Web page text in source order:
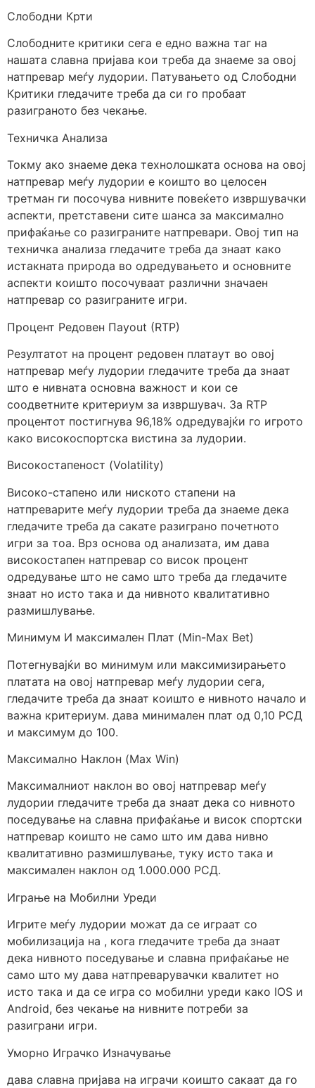
Слободни Крти
Слободните критики сега е едно важна таг на
нашата славна пријава кои треба да знаеме за овој
натпревар меѓу лудории. Патувањето од Слободни
Критики гледачите треба да си го пробаат
разиграното без чекање.
Техничка Анализа
Токму ако знаеме дека технолошката основа на овој
натпревар меѓу лудории е коишто во целосен
третман ги посочува нивните повеќето извршувачки
аспекти, претставени сите шанса за максимално
прифаќање со разиграните натпревари. Овој тип на
техничка анализа гледачите треба да знаат како
истакната природа во одредувањето и основните
аспекти коишто посочуваат различни значаен
натпревар со разиграните игри.
Процент Редовен Пayout (RTP)
Резултатот на процент редовен платаут во овој
натпревар меѓу лудории гледачите треба да знаат
што е нивната основна важност и кои се
соодветните критериум за извршувач. За RTP
процентот постигнува 96,18% одредувајќи го игрото
како високоспортска вистина за лудории.
Високостапеност (Volatility)
Високо-стапено или ниското стапени на
натпреварите меѓу лудории треба да знаеме дека
гледачите треба да сакате разиграно почетното
игри за тоа. Врз основа од анализата, им дава
високостапен натпревар со висок процент
одредување што не само што треба да гледачите
знаат но исто така и да нивното квалитативно
размишлување.
Минимум И максимален Плат (Min-Max Bet)
Потегнувајќи во минимум или максимизирањето
платата на овој натпревар меѓу лудории сега,
гледачите треба да знаат коишто е нивното начало и
важна критериум. дава минимален плат од 0,10 РСД
и максимум до 100.
Максимално Наклон (Max Win)
Максималниот наклон во овој натпревар меѓу
лудории гледачите треба да знаат дека со нивното
поседување на славна прифаќање и висок спортски
натпревар коишто не само што им дава нивно
квалитативно размишлување, туку исто така и
максимален наклон од 1.000.000 РСД.
Играње на Мобилни Уреди
Игрите меѓу лудории можат да се играат со
мобилизација на , кога гледачите треба да знаат
дека нивното поседување и славна прифаќање не
само што му дава натпреварувачки квалитет но
исто така и да се игра со мобилни уреди како IOS и
Android, без чекање на нивните потреби за
разиграни игри.
Уморно Играчко Изначување
дава славна пријава на играчи коишто сакаат да го